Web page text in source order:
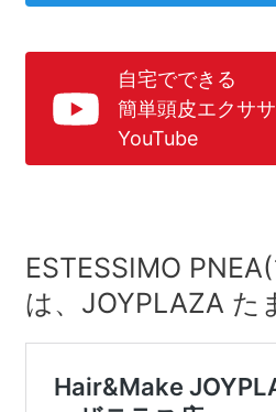
自宅でできる
簡単頭皮エクサ
YouTube
ESTESSIMO
は、JOYPLAZA た